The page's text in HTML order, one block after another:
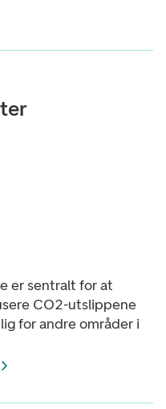
er sentralt for at
CO2-utslippene
for andre områder i